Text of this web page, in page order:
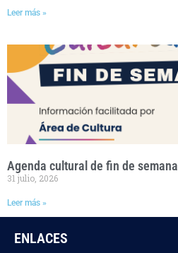
Leer más »
Agenda cultural de fin de semana
31 julio, 2026
Leer más »
ENLACES